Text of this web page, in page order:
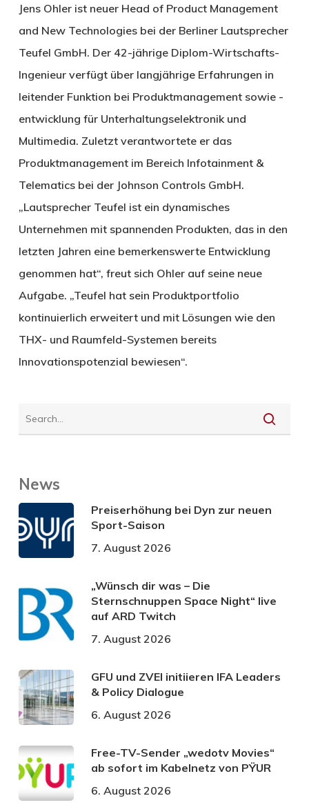
Jens Ohler ist neuer Head of Product Management
and New Technologies bei der Berliner Lautsprecher
Teufel GmbH. Der 42-jährige Diplom-Wirtschafts-
Ingenieur verfügt über langjährige Erfahrungen in
leitender Funktion bei Produktmanagement sowie -
entwicklung für Unterhaltungselektronik und
Multimedia. Zuletzt verantwortete er das
Produktmanagement im Bereich Infotainment &
Telematics bei der Johnson Controls GmbH.
„Lautsprecher Teufel ist ein dynamisches
Unternehmen mit spannenden Produkten, das in den
letzten Jahren eine bemerkenswerte Entwicklung
genommen hat“, freut sich Ohler auf seine neue
Aufgabe. „Teufel hat sein Produktportfolio
kontinuierlich erweitert und mit Lösungen wie den
THX- und Raumfeld-Systemen bereits
Innovationspotenzial bewiesen“.
News
Preiserhöhung bei Dyn zur neuen
Sport-Saison
7. August 2026
„Wünsch dir was – Die
Sternschnuppen Space Night“ live
auf ARD Twitch
7. August 2026
GFU und ZVEI initiieren IFA Leaders
& Policy Dialogue
6. August 2026
Free-TV-Sender „wedotv Movies“
ab sofort im Kabelnetz von PŸUR
6. August 2026